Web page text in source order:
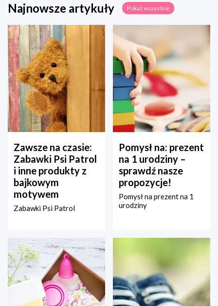
Najnowsze artykuły Pokaż wszystkie
Zawsze na czasie:
Zabawki Psi Patrol
i inne produkty z
bajkowym
motywem
Zabawki Psi Patrol
Pomysł na: prezent
na 1 urodziny –
sprawdź nasze
propozycje!
Pomysł na prezent na 1
urodziny